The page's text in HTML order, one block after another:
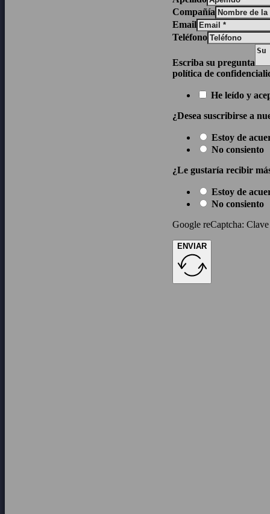
Compañía
Email
Teléfono
Escriba su pregunta
política de
He leído y
¿Desea suscribirse a
Estoy de
No consiento
¿Le gustaría recibir
Estoy de
No consiento
Google reCaptcha:
ENVIAR